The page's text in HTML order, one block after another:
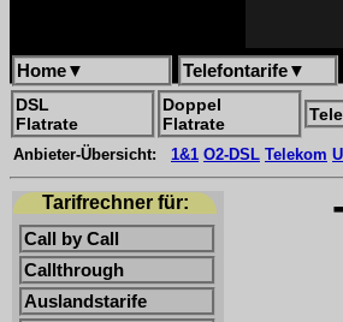
Home▼ Telefontarife▼
DSL
Flatrate
Doppel
Flatrate
Anbieter-Übersicht: 1&1 O2-DSL Telekom
Tarifrechner für:
Call by Call
Callthrough
Auslandstarife